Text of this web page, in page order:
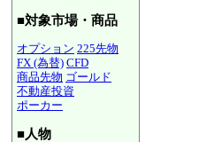
■対象市場・商品
オプション 225先物
FX (為替) CFD
商品先物 ゴールド
不動産投資
ポーカー
■人物